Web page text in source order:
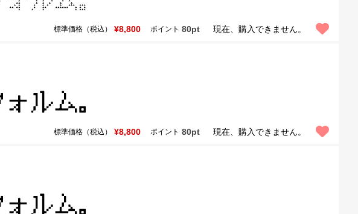
標準価格（税込） ¥8,800 ポイント 80pt 現在、購入できません。
標準価格（税込） ¥8,800 ポイント 80pt 現在、購入できません。